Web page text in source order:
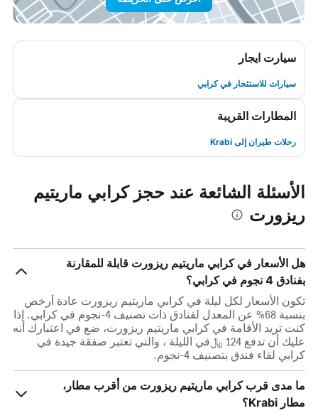
سيارت ايجار
سيارات للاستئجار في كرابي
المطارات القريبة
رحلات طيران إلى Krabi
الأسئلة الشائعة عند حجز كرابي ماريتيم
ريزورت
هل الأسعار في كرابي ماريتيم ريزورت قابلة للمقارنة
بفنادق 4 نجوم في كرابي؟
تكون الأسعار لكل ليلة في كرابي ماريتيم ريزورت عادة أرخص
بنسبة 68% عن المعدل لفنادق ذات تصنيف 4-نجوم في كرابي. إذا
كنت تريد الأقامة في كرابي ماريتيم ريزورت، ضع في اعتبارك أنه
عليك أن تدفع 124 ﷼في الليلة ، والتي تعتبر صفقة جيدة في
كرابي لقاء فندق بتصنيف 4-نجوم.
ما مدى قرب كرابي ماريتيم ريزورت من أقرب مطار،
مطار Krabi؟